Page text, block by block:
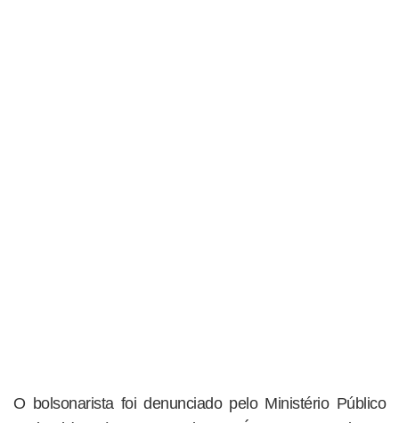
O bolsonarista foi denunciado pelo Ministério Público